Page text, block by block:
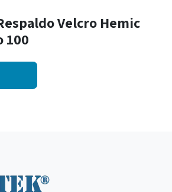
Velcro Hemic
100